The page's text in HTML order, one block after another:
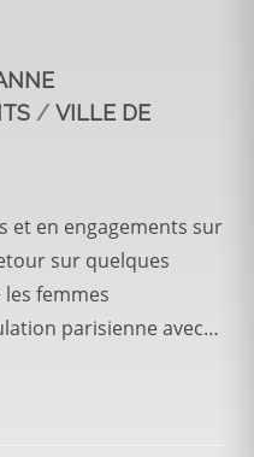
/ VILLE DE
et en engagements sur
sur quelques
femmes
parisienne avec…